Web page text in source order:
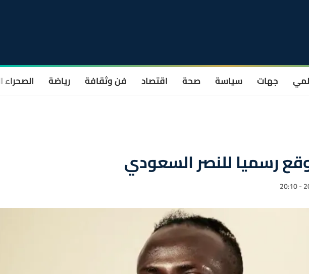
جهات سياسة صحة اقتصاد فن وثقافة رياضة الصحراء
رسميا للنصر السعودي